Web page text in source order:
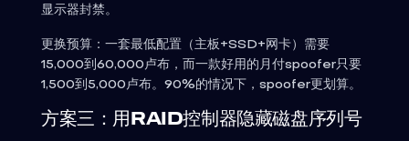
显示器封禁。
更换预算：一套最低配置（主板+SSD+网卡）需要
15,000到60,000卢布，而一款好用的月付spoofer只要
1,500到5,000卢布。90%的情况下，spoofer更划算。
方案三：用RAID控制器隐藏磁盘序列号